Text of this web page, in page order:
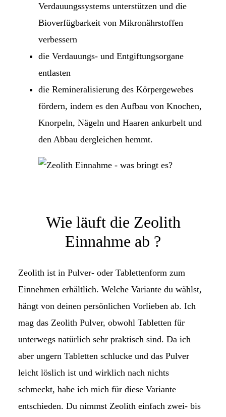
Verdauungssystems unterstützen und die
Bioverfügbarkeit von Mikronähr­stoffen
verbessern
die Verdauungs- und Entgiftungsorgane
entlasten
die Remineralisierung des Körpergewebes
fördern, indem es den Aufbau von Knochen,
Knor­peln, Nägeln und Haaren ankurbelt und
den Abbau dergleichen hemmt.
Wie läuft die Zeolith
Einnahme ab ?
Zeolith ist in Pulver- oder Tablettenform zum
Einnehmen erhältlich. Welche Variante du wählst,
hängt von deinen persönlichen Vorlieben ab. Ich
mag das Zeolith Pulver, obwohl Tabletten für
unterwegs natürlich sehr praktisch sind. Da ich
aber ungern Tabletten schlucke und das Pulver
leicht löslich ist und wirklich nach nichts
schmeckt, habe ich mich für diese Variante
entschieden. Du nimmst Zeolith einfach zwei- bis